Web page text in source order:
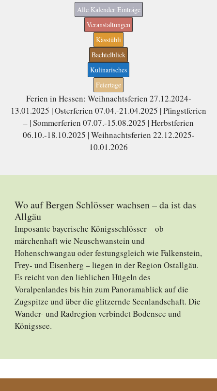
Alle Kalender Einträge
Veranstaltungen
Kässtübli
Bachtelblick
Kulinarisches
Feiertage
Ferien in Hessen: Weihnachtsferien 27.12.2024-
13.01.2025 | Osterferien 07.04.-21.04.2025 | Pfingstferien
– | Sommerferien 07.07.-15.08.2025 | Herbstferien
06.10.-18.10.2025 | Weihnachtsferien 22.12.2025-
10.01.2026
Wo auf Bergen Schlösser wachsen – da ist das
Allgäu
Imposante bayerische Königsschlösser – ob
märchenhaft wie Neuschwanstein und
Hohenschwangau oder festungsgleich wie Falkenstein,
Frey- und Eisenberg – liegen in der Region Ostallgäu.
Es reicht von den lieblichen Hügeln des
Voralpenlandes bis hin zum Panoramablick auf die
Zugspitze und über die glitzernde Seenlandschaft. Die
Wander- und Radregion verbindet Bodensee und
Königssee.